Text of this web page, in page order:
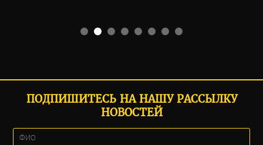
ПОДПИШИТЕСЬ НА НАШУ РАССЫЛКУ
НОВОСТЕЙ